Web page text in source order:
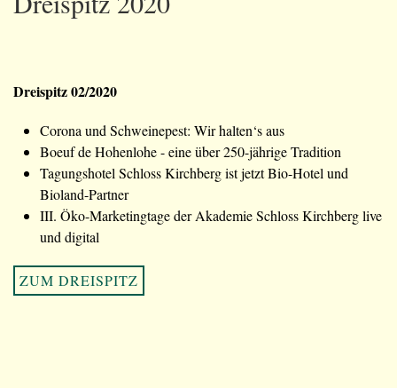
Dreispitz 02/2020
Corona und Schweinepest: Wir halten‘s aus
Boeuf de Hohenlohe - eine über 250-jährige Tradition
Tagungshotel Schloss Kirchberg ist jetzt Bio-Hotel und
Bioland-Partner
III. Öko-Marketingtage der Akademie Schloss Kirchberg live
und digital
ZUM DREISPITZ